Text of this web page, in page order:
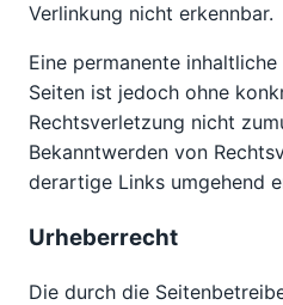
Verlinkung nicht erkennbar.
Eine permanente
Seiten ist jedoch ohne
Rechtsverletzung nicht
Bekanntwerden von
derartige Links umgehend
Urheberrecht
Die durch die